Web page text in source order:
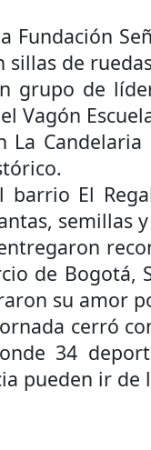
Regionetnoticias
posesión
Regionetnoticias
atención
sillas de
de
Vagón
Candelaria
El
semillas
de Bogotá,
su amor
cerró con
34
pueden ir de